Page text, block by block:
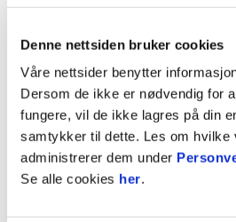
Denne nettsiden bruker cookies
Våre nettsider benytter
Dersom de ikke er nødvendig for
fungere, vil de ikke lagres på din
samtykker til dette. Les om hvilke
administrerer dem under
Se alle cookies her.
03:00
18.7.2026 | 00:03:00
Molde - Brann 1-2